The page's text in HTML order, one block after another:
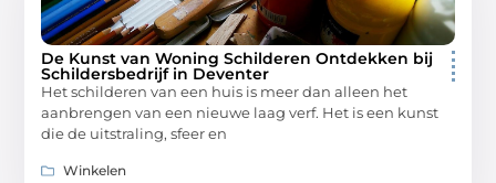
De Kunst van Woning Schilderen Ontdekken bij
Schildersbedrijf in Deventer
Het schilderen van een huis is meer dan alleen het
aanbrengen van een nieuwe laag verf. Het is een kunst
die de uitstraling, sfeer en
Winkelen